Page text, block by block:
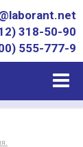
318-50-90
555-777-9